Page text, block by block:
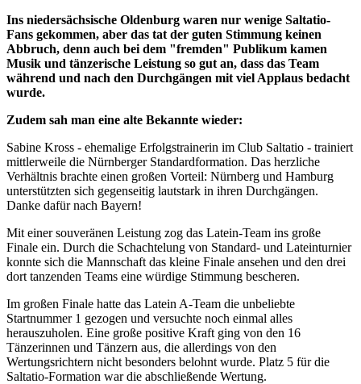
Ins niedersächsische Oldenburg waren nur wenige Saltatio-
Fans gekommen, aber das tat der guten Stimmung keinen
Abbruch, denn auch bei dem "fremden" Publikum kamen
Musik und tänzerische Leistung so gut an, dass das Team
während und nach den Durchgängen mit viel Applaus bedacht
wurde.
Zudem sah man eine alte Bekannte wieder:
Sabine Kross - ehemalige Erfolgstrainerin im Club Saltatio - trainiert
mittlerweile die Nürnberger Standardformation. Das herzliche
Verhältnis brachte einen großen Vorteil: Nürnberg und Hamburg
unterstützten sich gegenseitig lautstark in ihren Durchgängen.
Danke dafür nach Bayern!
Mit einer souveränen Leistung zog das Latein-Team ins große
Finale ein. Durch die Schachtelung von Standard- und Lateinturnier
konnte sich die Mannschaft das kleine Finale ansehen und den drei
dort tanzenden Teams eine würdige Stimmung bescheren.
Im großen Finale hatte das Latein A-Team die unbeliebte
Startnummer 1 gezogen und versuchte noch einmal alles
herauszuholen. Eine große positive Kraft ging von den 16
Tänzerinnen und Tänzern aus, die allerdings von den
Wertungsrichtern nicht besonders belohnt wurde. Platz 5 für die
Saltatio-Formation war die abschließende Wertung.